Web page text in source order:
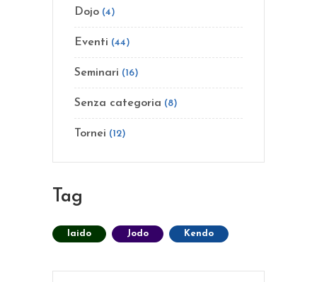
Dojo (4)
Eventi (44)
Seminari (16)
Senza categoria (8)
Tornei (12)
Tag
Iaido Jodo Kendo